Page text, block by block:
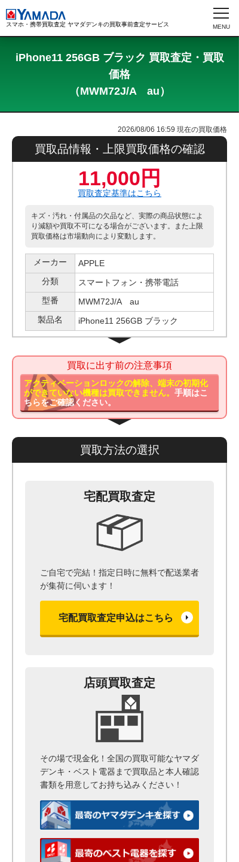
スマホ・携帯買取査定 ヤマダデンキの買取事前査定サービス
iPhone11 256GB ブラック 買取査定・買取
価格
（MWM72J/A au）
2026/08/06 16:59 現在の買取価格
買取品情報・上限買取価格の確認
11,000円
買取査定基準はこちら
キズ・汚れ・付属品の欠品など、実際の商品状態によ
り減額や買取不可になる場合がございます。また上限
買取価格は市場動向により変動します。
メーカー
APPLE
分類
スマートフォン・携帯電話
型番
MWM72J/A au
製品名
iPhone11 256GB ブラック
買取に出す前の注意事項
アクティベーションロックの解除、端末の初期化
ができていない機種は買取できません。手順はこ
ちらをご確認ください。
買取方法の選択
宅配買取査定
ご自宅で完結！指定日時に無料で配送業者
が集荷に伺います！
宅配買取査定申込はこちら
店頭買取査定
その場で現金化！全国の買取可能なヤマダ
デンキ・ベスト電器まで買取品と本人確認
書類を用意してお持ち込みください！